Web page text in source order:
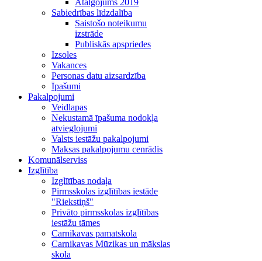
Atalgojums 2019
Sabiedrības līdzdalība
Saistošo noteikumu
izstrāde
Publiskās apspriedes
Izsoles
Vakances
Personas datu aizsardzība
Īpašumi
Pakalpojumi
Veidlapas
Nekustamā īpašuma nodokļa
atvieglojumi
Valsts iestāžu pakalpojumi
Maksas pakalpojumu cenrādis
Komunālserviss
Izglītība
Izglītības nodaļa
Pirmsskolas izglītības iestāde
"Riekstiņš"
Privāto pirmsskolas izglītības
iestāžu tāmes
Carnikavas pamatskola
Carnikavas Mūzikas un mākslas
skola